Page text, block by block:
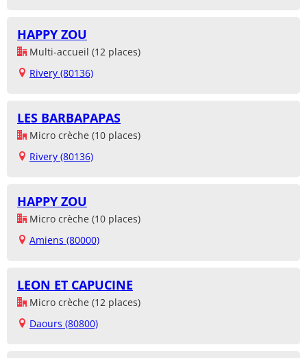
HAPPY ZOU
Multi-accueil (12 places)
Rivery (80136)
LES BARBAPAPAS
Micro crèche (10 places)
Rivery (80136)
HAPPY ZOU
Micro crèche (10 places)
Amiens (80000)
LEON ET CAPUCINE
Micro crèche (12 places)
Daours (80800)